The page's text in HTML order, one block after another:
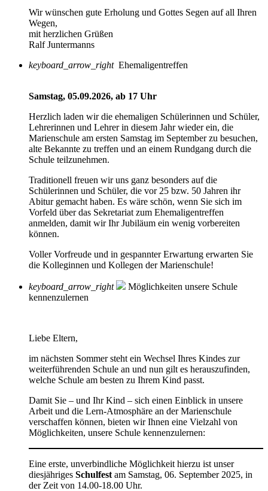
Wir wünschen gute Erholung und Gottes Segen auf all Ihren
Wegen,
mit herzlichen Grüßen
Ralf Juntermanns
keyboard_arrow_right Ehemaligentreffen
Samstag, 05.09.2026, ab 17 Uhr
Herzlich laden wir die ehemaligen Schülerinnen und Schüler,
Lehrerinnen und Lehrer in diesem Jahr wieder ein, die
Marienschule am ersten Samstag im September zu besuchen,
alte Bekannte zu treffen und an einem Rundgang durch die
Schule teilzunehmen.
Traditionell freuen wir uns ganz besonders auf die
Schülerinnen und Schüler, die vor 25 bzw. 50 Jahren ihr
Abitur gemacht haben. Es wäre schön, wenn Sie sich im
Vorfeld über das Sekretariat zum Ehemaligentreffen
anmelden, damit wir Ihr Jubiläum ein wenig vorbereiten
können.
Voller Vorfreude und in gespannter Erwartung erwarten Sie
die Kolleginnen und Kollegen der Marienschule!
keyboard_arrow_right
Möglichkeiten unsere Schule
kennenzulernen
Liebe Eltern,
im nächsten Sommer steht ein Wechsel Ihres Kindes zur
weiterführenden Schule an und nun gilt es herauszufinden,
welche Schule am besten zu Ihrem Kind passt.
Damit Sie – und Ihr Kind – sich einen Einblick in unsere
Arbeit und die Lern-Atmosphäre an der Marienschule
verschaffen können, bieten wir Ihnen eine Vielzahl von
Möglichkeiten, unsere Schule kennenzulernen:
Eine erste, unverbindliche Möglichkeit hierzu ist unser
diesjähriges Schulfest am Samstag, 06. September 2025, in
der Zeit von 14.00-18.00 Uhr.